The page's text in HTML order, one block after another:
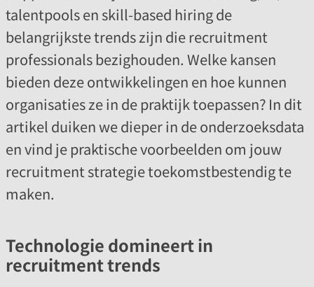
talentpools en skill-based hiring de
belangrijkste trends zijn die recruitment
professionals bezighouden. Welke kansen
bieden deze ontwikkelingen en hoe kunnen
organisaties ze in de praktijk toepassen? In dit
artikel duiken we dieper in de onderzoeksdata
en vind je praktische voorbeelden om jouw
recruitment strategie toekomstbestendig te
maken.
Technologie domineert in
recruitment trends